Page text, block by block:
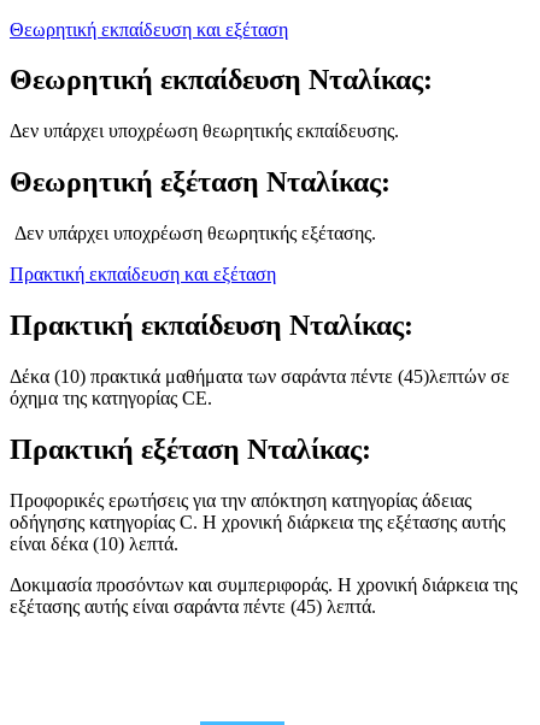
Θεωρητική εκπαίδευση και εξέταση
Θεωρητική εκπαίδευση Νταλίκας:
Δεν υπάρχει υποχρέωση θεωρητικής εκπαίδευσης.
Θεωρητική εξέταση Νταλίκας:
Δεν υπάρχει υποχρέωση θεωρητικής εξέτασης.
Πρακτική εκπαίδευση και εξέταση
Πρακτική εκπαίδευση Νταλίκας:
Δέκα (10) πρακτικά μαθήματα των σαράντα πέντε (45)λεπτών σε
όχημα της κατηγορίας CE.
Πρακτική εξέταση Νταλίκας:
Προφορικές ερωτήσεις για την απόκτηση κατηγορίας άδειας
οδήγησης κατηγορίας C. Η χρονική διάρκεια της εξέτασης αυτής
είναι δέκα (10) λεπτά.
Δοκιμασία προσόντων και συμπεριφοράς. Η χρονική διάρκεια της
εξέτασης αυτής είναι σαράντα πέντε (45) λεπτά.